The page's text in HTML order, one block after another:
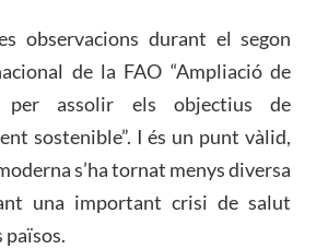
observacions durant el segon
de la FAO “Ampliació de
per assolir els objectius de
sostenible”. I és un punt vàlid,
s’ha tornat menys diversa
una important crisi de salut
països.